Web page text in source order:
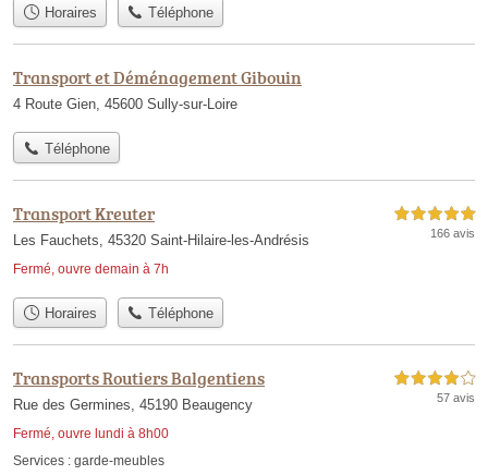
Horaires Téléphone
Transport et Déménagement Gibouin
4 Route Gien, 45600 Sully-sur-Loire
Téléphone
Transport Kreuter
Les Fauchets, 45320 Saint-Hilaire-les-Andrésis
Fermé, ouvre demain à 7h
5,0 étoiles sur 5
166 avis
Horaires Téléphone
Transports Routiers Balgentiens
Rue des Germines, 45190 Beaugency
Fermé, ouvre lundi à 8h00
4,0 étoiles sur 5
57 avis
Services : garde-meubles